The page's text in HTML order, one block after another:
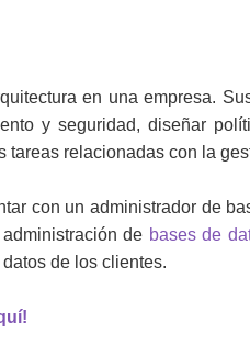
en una empresa.
y seguridad, diseñar
tareas relacionadas con la
con un administrador de
de bases de
de los clientes.